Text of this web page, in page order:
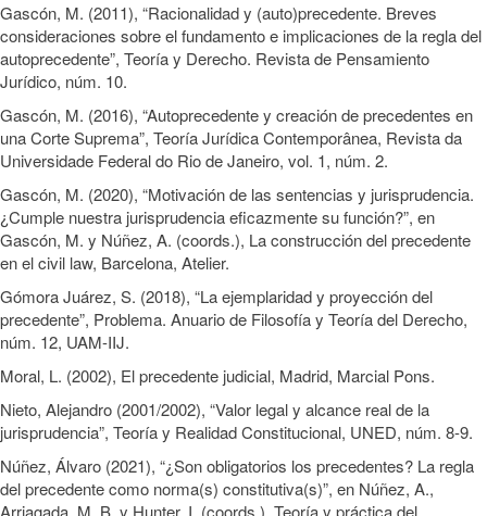
Gascón, M. (2011), “Racionalidad y (auto)precedente. Breves
consideraciones sobre el fundamento e implicaciones de la regla del
autoprecedente”, Teoría y Derecho. Revista de Pensamiento
Jurídico, núm. 10.
Gascón, M. (2016), “Autoprecedente y creación de precedentes en
una Corte Suprema”, Teoría Jurídica Contemporânea, Revista da
Universidade Federal do Rio de Janeiro, vol. 1, núm. 2.
Gascón, M. (2020), “Motivación de las sentencias y jurisprudencia.
¿Cumple nuestra jurisprudencia eficazmente su función?”, en
Gascón, M. y Núñez, A. (coords.), La construcción del precedente
en el civil law, Barcelona, Atelier.
Gómora Juárez, S. (2018), “La ejemplaridad y proyección del
precedente”, Problema. Anuario de Filosofía y Teoría del Derecho,
núm. 12, UAM-IIJ.
Moral, L. (2002), El precedente judicial, Madrid, Marcial Pons.
Nieto, Alejandro (2001/2002), “Valor legal y alcance real de la
jurisprudencia”, Teoría y Realidad Constitucional, UNED, núm. 8-9.
Núñez, Álvaro (2021), “¿Son obligatorios los precedentes? La regla
del precedente como norma(s) constitutiva(s)”, en Núñez, A.,
Arriagada, M. B. y Hunter, I. (coords.), Teoría y práctica del